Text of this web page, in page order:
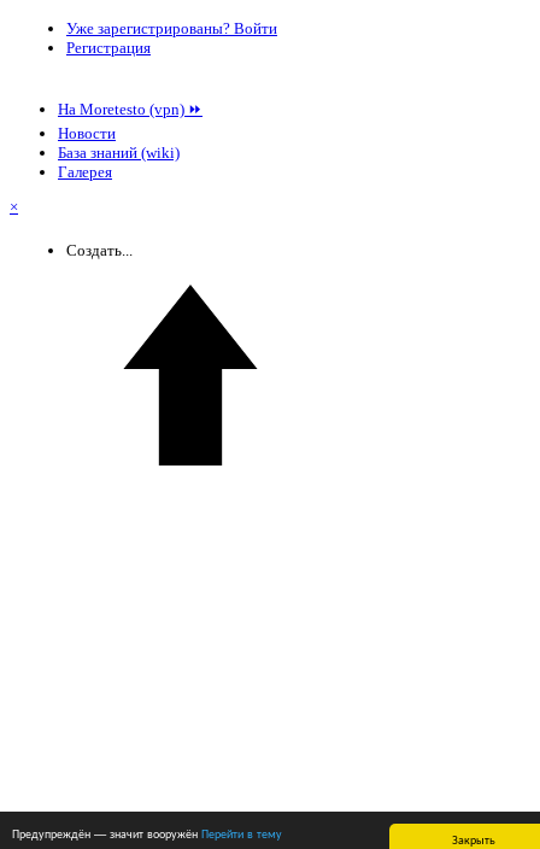
Закрыть
Предупреждён — значит вооружён Перейти в тему
Уже зарегистрированы? Войти
Регистрация
На Moretesto (vpn) ⏩
Новости
База знаний (wiki)
Галерея
×
Создать...